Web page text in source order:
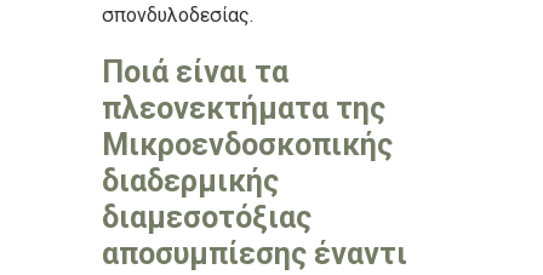
σπονδυλοδεσίας.
Ποιά είναι τα
πλεονεκτήματα της
Μικροενδοσκοπικής
διαδερμικής
διαμεσοτόξιας
αποσυμπίεσης έναντι